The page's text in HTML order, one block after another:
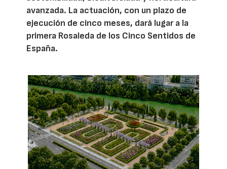
avanzada. La actuación, con un plazo de
ejecución de cinco meses, dará lugar a la
primera Rosaleda de los Cinco Sentidos de
España.